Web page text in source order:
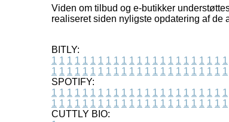
Viden om tilbud og e-butikker
realiseret siden nyligste opdatering af de
BITLY:
1 1 1 1 1 1 1 1 1 1 1 1 1 1 1 1 1 1 1 1 1 1 1
1 1 1 1 1 1 1 1 1 1 1 1 1 1 1 1 1 1 1 1 1 1 1
SPOTIFY:
1 1 1 1 1 1 1 1 1 1 1 1 1 1 1 1 1 1 1 1 1 1 1
1 1 1 1 1 1 1 1 1 1 1 1 1 1 1 1 1 1 1 1 1 1 1
CUTTLY BIO: